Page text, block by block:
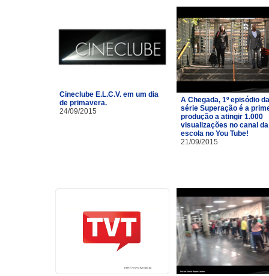
Cineclube E.L.C.V. em um dia
de primavera.
24/09/2015
A Chegada, 1º episódio
série Superação é a
produção a atingir 1.000
visualizações no canal da
escola no You Tube!
21/09/2015